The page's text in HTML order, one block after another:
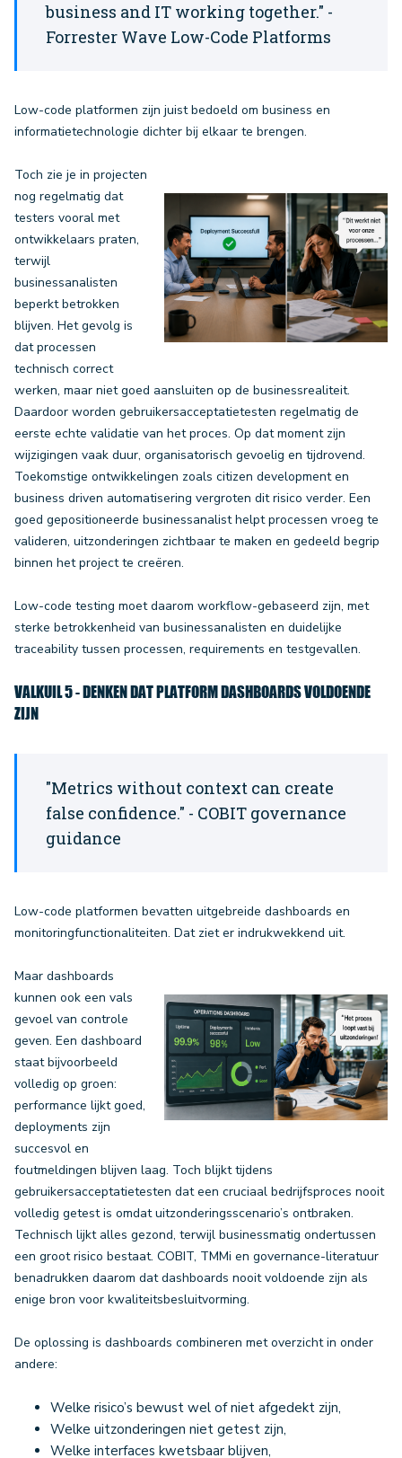
business and IT working together." -
Forrester Wave Low-Code Platforms
Low-code platformen zijn juist bedoeld om business en
informatietechnologie dichter bij elkaar te brengen.
Toch zie je in projecten
nog regelmatig dat
testers vooral met
ontwikkelaars praten,
terwijl
businessanalisten
beperkt betrokken
blijven. Het gevolg is
dat processen
technisch correct
werken, maar niet goed aansluiten op de businessrealiteit.
Daardoor worden gebruikersacceptatietesten regelmatig de
eerste echte validatie van het proces. Op dat moment zijn
wijzigingen vaak duur, organisatorisch gevoelig en tijdrovend.
Toekomstige ontwikkelingen zoals citizen development en
business driven automatisering vergroten dit risico verder. Een
goed gepositioneerde businessanalist helpt processen vroeg te
valideren, uitzonderingen zichtbaar te maken en gedeeld begrip
binnen het project te creëren.
Low-code testing moet daarom workflow-gebaseerd zijn, met
sterke betrokkenheid van businessanalisten en duidelijke
traceability tussen processen, requirements en testgevallen.
VALKUIL 5 - DENKEN DAT PLATFORM DASHBOARDS VOLDOENDE
ZIJN
"Metrics without context can create
false confidence." - COBIT governance
guidance
Low-code platformen bevatten uitgebreide dashboards en
monitoringfunctionaliteiten. Dat ziet er indrukwekkend uit.
Maar dashboards
kunnen ook een vals
gevoel van controle
geven. Een dashboard
staat bijvoorbeeld
volledig op groen:
performance lijkt goed,
deployments zijn
succesvol en
foutmeldingen blijven laag. Toch blijkt tijdens
gebruikersacceptatietesten dat een cruciaal bedrijfsproces nooit
volledig getest is omdat uitzonderingsscenario’s ontbraken.
Technisch lijkt alles gezond, terwijl businessmatig ondertussen
een groot risico bestaat. COBIT, TMMi en governance-literatuur
benadrukken daarom dat dashboards nooit voldoende zijn als
enige bron voor kwaliteitsbesluitvorming.
De oplossing is dashboards combineren met overzicht in onder
andere:
Welke risico’s bewust wel of niet afgedekt zijn,
Welke uitzonderingen niet getest zijn,
Welke interfaces kwetsbaar blijven,